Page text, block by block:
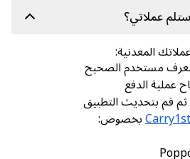
المعدنية:
مستخدم الصحيح
الدفع
بتحديث التطبيق
بخصوص: